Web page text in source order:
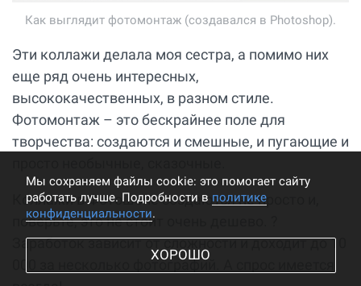
Как выглядит фотомонтаж (создавался в Photoshop).
Эти коллажи делала моя сестра, а помимо них
еще ряд очень интересных,
высококачественных, в разном стиле.
Фотомонтаж – это бескрайнее поле для
творчества: создаются и смешные, и пугающие и
Коллажи в Фотошопе создаются не просто и,
поверьте, это не стоит очень дешево. ?
Заработок зависит от сложности и доходит до 10
000 за несколько фотографий. А спрос имеется
Мы cохраняем файлы cookie: это помогает сайту
работать лучше. Подробности в политике
конфиденциальности.
ХОРОШО